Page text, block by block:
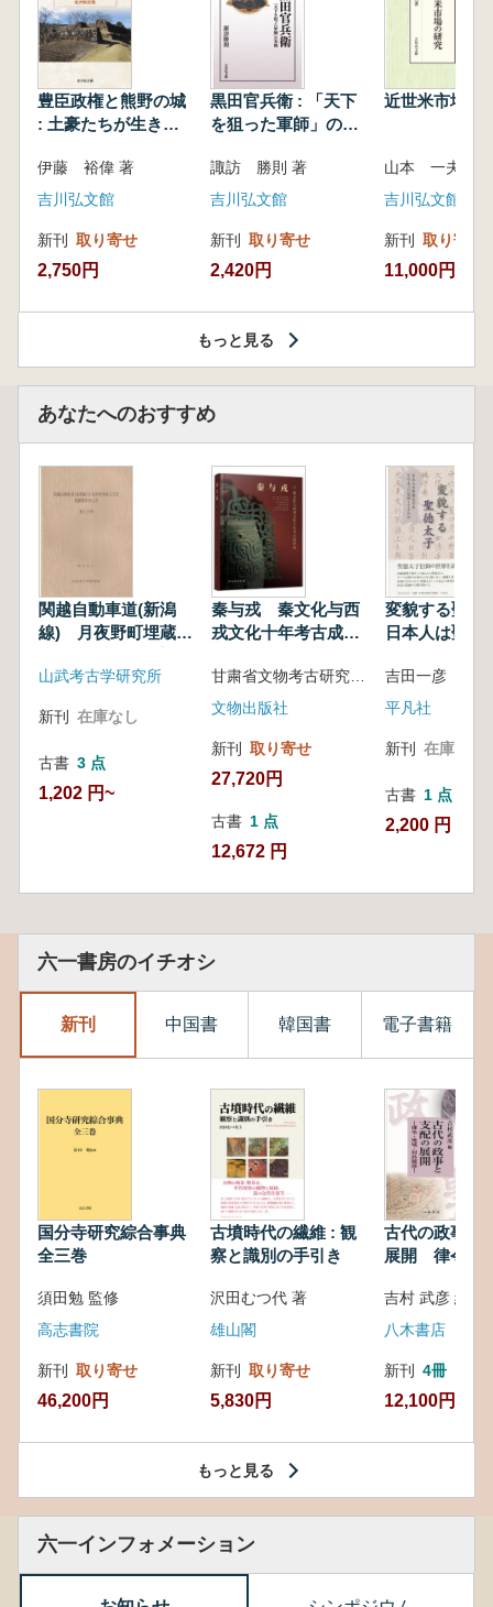
豊臣政権と熊野の城
: 土豪たちが生き抜
伊藤 裕偉 著
吉川弘文館
新刊 取り寄せ
2,750円
黒田官兵衛 : 「天下
を狙った軍師」の実
諏訪 勝則 著
吉川弘文館
新刊 取り寄せ
2,420円
近世米市場の
山本 一夫
吉川弘文館
新刊 取り寄せ
11,000円
もっと見る
あなたへのおすすめ
関越自動車道(新潟
線) 月夜野町埋蔵文
山武考古学研究所
新刊 在庫なし
古書 3 点
1,202 円~
秦与戎 秦文化与西
戎文化十年考古成果
文物出版社
新刊 取り寄せ
27,720円
古書 1 点
12,672 円
変貌する聖徳
日本人は聖徳
きたか
吉田一彦
平凡社
新刊 在庫なし
古書 1 点
2,200 円
六一書房のイチオシ
新刊 中国書 韓国書 電子書籍
国分寺研究綜合事典
全三巻
須田勉 監修
高志書院
新刊 取り寄せ
46,200円
古墳時代の繊維 : 観
察と識別の手引き
沢田むつ代 著
雄山閣
新刊 取り寄せ
5,830円
古代の政事と
展開 律令・
吉村 武彦 編集
八木書店
新刊 4冊
12,100円
もっと見る
六一インフォメーション